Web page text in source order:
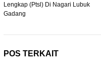
Lengkap (Ptsl) Di Nagari Lubuk
Gadang
POS TERKAIT